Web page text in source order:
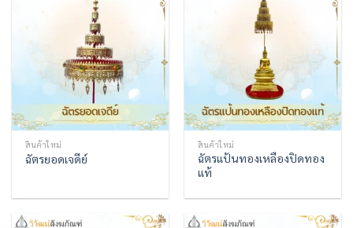
สินค้าใหม่
ฉัตรยอดเจดีย์
สินค้าใหม่
ฉัตรแป้นทองเหลืองปิดทอง
แท้